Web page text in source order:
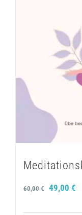
60,00€ 49,00 €